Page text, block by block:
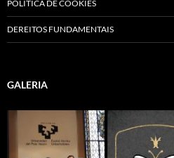
POLÍTICA DE COOKIES
DEREITOS FUNDAMENTAIS
GALERIA